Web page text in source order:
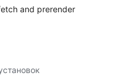
and prerender